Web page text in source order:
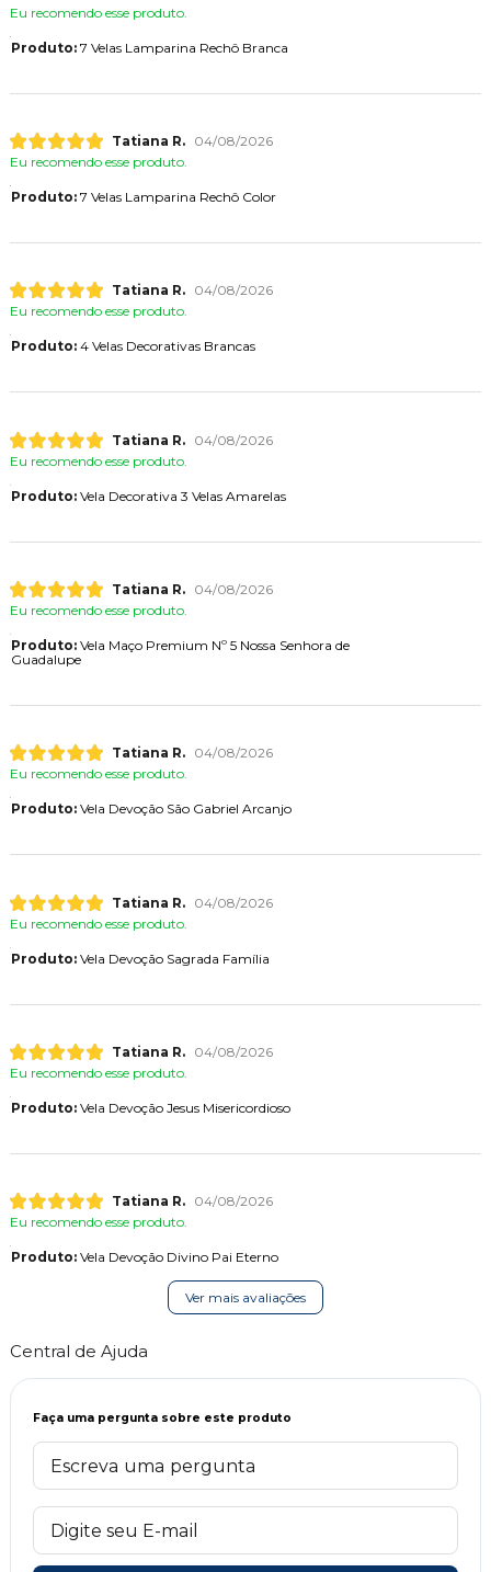
Eu recomendo esse produto.
Produto:7 Velas Lamparina Rechô Branca
Tatiana R.
04/08/2026
Eu recomendo esse produto.
Produto:7 Velas Lamparina Rechô Color
Tatiana R.
04/08/2026
Eu recomendo esse produto.
Produto:4 Velas Decorativas Brancas
Tatiana R.
04/08/2026
Eu recomendo esse produto.
Produto:Vela Decorativa 3 Velas Amarelas
Tatiana R.
04/08/2026
Eu recomendo esse produto.
Produto:Vela Maço Premium Nº 5 Nossa Senhora de
Guadalupe
Tatiana R.
04/08/2026
Eu recomendo esse produto.
Produto:Vela Devoção São Gabriel Arcanjo
Tatiana R.
04/08/2026
Eu recomendo esse produto.
Produto:Vela Devoção Sagrada Família
Tatiana R.
04/08/2026
Eu recomendo esse produto.
Produto:Vela Devoção Jesus Misericordioso
Tatiana R.
04/08/2026
Eu recomendo esse produto.
Produto:Vela Devoção Divino Pai Eterno
Ver mais avaliações
Central de Ajuda
Faça uma pergunta sobre este produto